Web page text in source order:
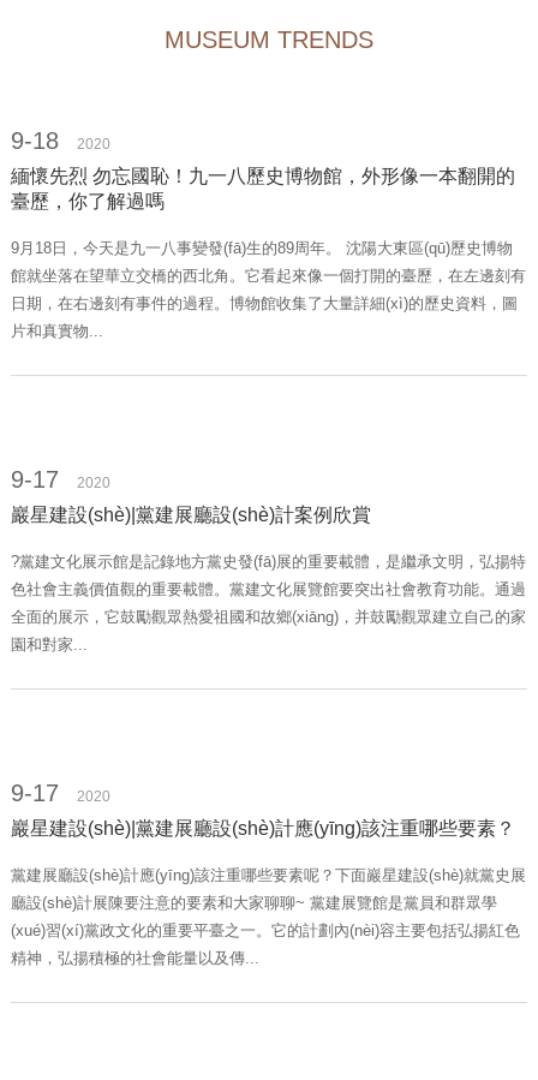
MUSEUM TRENDS
9-18 2020
緬懷先烈 勿忘國恥！九一八歷史博物館，外形像一本翻開的
臺歷，你了解過嗎
9月18日，今天是九一八事變發(fā)生的89周年。 沈陽大東區(qū)歷史博物
館就坐落在望華立交橋的西北角。它看起來像一個打開的臺歷，在左邊刻有
日期，在右邊刻有事件的過程。博物館收集了大量詳細(xì)的歷史資料，圖
片和真實物...
9-17 2020
巖星建設(shè)|黨建展廳設(shè)計案例欣賞
?黨建文化展示館是記錄地方黨史發(fā)展的重要載體，是繼承文明，弘揚特
色社會主義價值觀的重要載體。黨建文化展覽館要突出社會教育功能。通過
全面的展示，它鼓勵觀眾熱愛祖國和故鄉(xiāng)，并鼓勵觀眾建立自己的家
園和對家...
9-17 2020
巖星建設(shè)|黨建展廳設(shè)計應(yīng)該注重哪些要素？
黨建展廳設(shè)計應(yīng)該注重哪些要素呢？下面巖星建設(shè)就黨史展
廳設(shè)計展陳要注意的要素和大家聊聊~ 黨建展覽館是黨員和群眾學
(xué)習(xí)黨政文化的重要平臺之一。它的計劃內(nèi)容主要包括弘揚紅色
精神，弘揚積極的社會能量以及傳...